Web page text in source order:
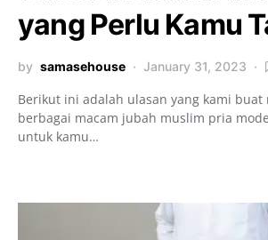
yang Perlu Kamu
by samasehouse January 31, 2023
Berikut ini adalah ulasan yang kami buat
berbagai macam jubah muslim pria
untuk kamu…